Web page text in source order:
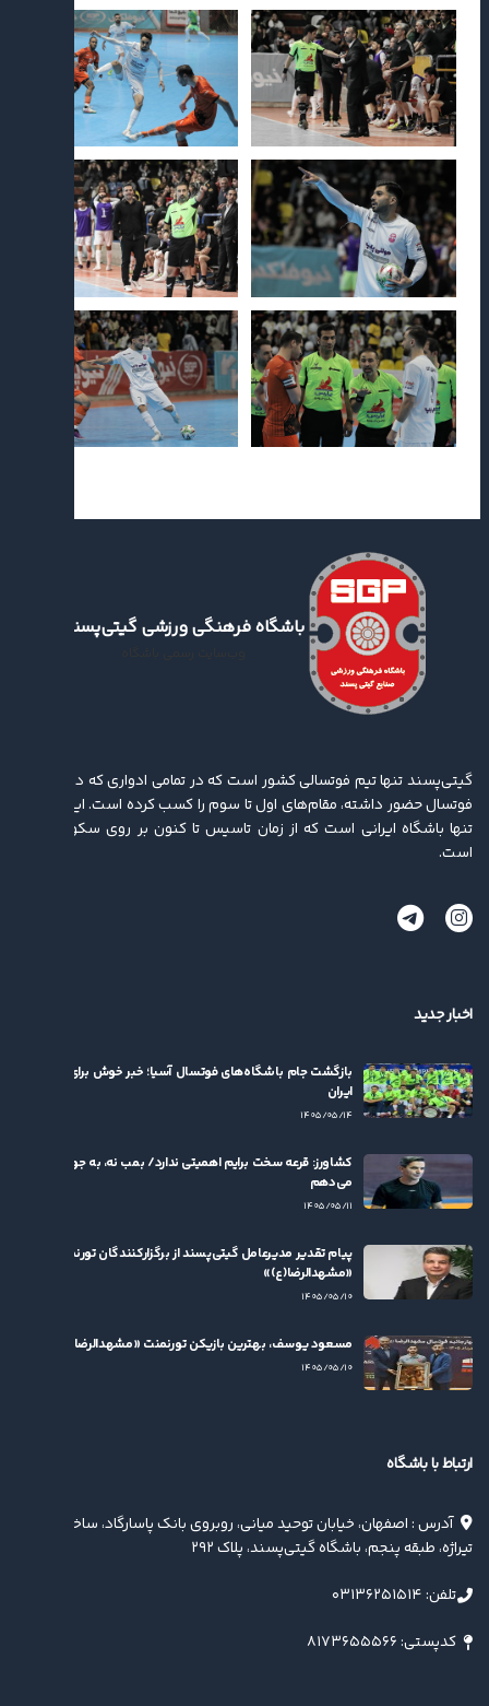
باشگاه فرهنگی ورزشی گیتی‌پسند
گیتی‌پسند تنها تیم فوتسالی کشور است که در تمامی ادواری که در لیگ برتر
فوتسال حضور داشته، مقام‌های اول تا سوم را کسب کرده ‌است. این باشگاه
تنها باشگاه ایرانی است که از زمان تاسیس تا کنون بر روی سکو ایستاده
است.
اخبار جدید
بازگشت جام باشگاه‌های فوتسال آسیا؛ خبر خوش برای فوتسال
ایران
۱۴۰۵/۰۵/۱۴
کشاورز: قرعه سخت برایم اهمیتی ندارد/ بمب نه، به جوان‌ها بها
می‌دهم
۱۴۰۵/۰۵/۱۱
پیام تقدیر مدیرعامل گیتی‌پسند از برگزارکنندگان تورنمنت
«مشهدالرضا(ع)»
۱۴۰۵/۰۵/۱۰
مسعود یوسف، بهترین بازیکن تورنمنت «مشهدالرضا(ع)» شد
۱۴۰۵/۰۵/۱۰
ارتباط با باشگاه
آدرس : اصفهان، خیابان توحید میانی، روبروی بانک پاسارگاد، ساختمان
تیراژه، طبقه پنجم، باشگاه گیتی‌پسند، پلاک ۲۹۲
تلفن: ۰۳۱۳۶۲۵۱۵۱۴
کدپستی: ۸۱۷۳۶۵۵۵۶۶